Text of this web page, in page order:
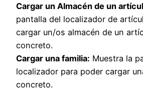
Cargar un Almacén de un
pantalla del localizador de
cargar un/os almacén de un
concreto.
Cargar una familia: Muestra la
localizador para poder cargar
concreto.